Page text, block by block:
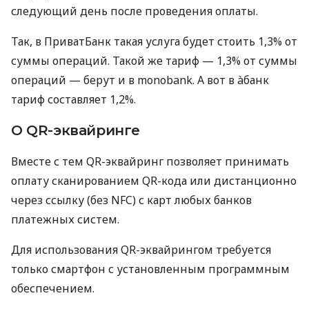
следующий день после проведения оплаты.
Так, в ПриватБанк такая услуга будет стоить 1,3% от
суммы операций. Такой же тариф — 1,3% от суммы
операций — берут и в monobank. А вот в àбанк
тариф составляет 1,2%.
О QR-эквайринге
Вместе с тем QR-эквайринг позволяет принимать
оплату сканированием QR-кода или дистанционно
через ссылку (без NFC) с карт любых банков
платежных систем.
Для использования QR-эквайрингом требуется
только смартфон с установленным программным
обеспечением.